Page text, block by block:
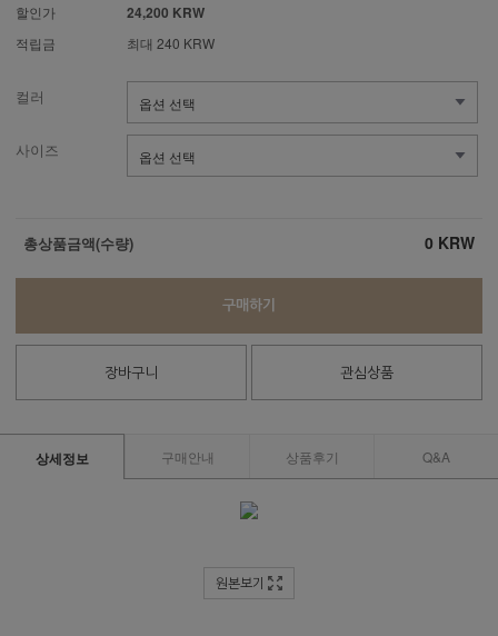
할인가
24,200 KRW
적립금 최대 240 KRW
컬러
사이즈
총상품금액(수량) 0 KRW
구매하기
장바구니 관심상품
상세정보 구매안내 상품후기 Q&A
원본보기